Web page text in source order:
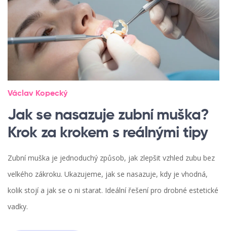
Václav Kopecký
Jak se nasazuje zubní muška?
Krok za krokem s reálnými tipy
Zubní muška je jednoduchý způsob, jak zlepšit vzhled zubu bez
velkého zákroku. Ukazujeme, jak se nasazuje, kdy je vhodná,
kolik stojí a jak se o ni starat. Ideální řešení pro drobné estetické
vadky.